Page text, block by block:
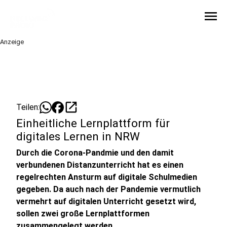
menu
Anzeige
Teilen: open_in_new
Einheitliche Lernplattform für
digitales Lernen in NRW
Durch die Corona-Pandmie und den damit
verbundenen Distanzunterricht hat es einen
regelrechten Ansturm auf digitale Schulmedien
gegeben. Da auch nach der Pandemie vermutlich
vermehrt auf digitalen Unterricht gesetzt wird,
sollen zwei große Lernplattformen